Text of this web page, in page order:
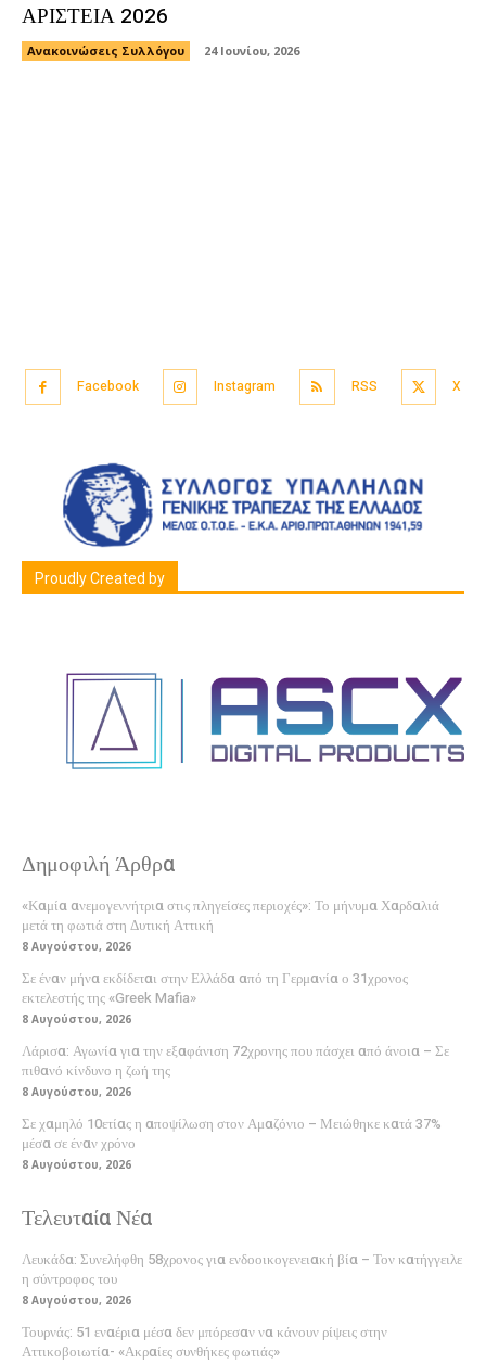
ΑΡΙΣΤΕΙΑ 2026
Ανακοινώσεις Συλλόγου 24 Ιουνίου, 2026
Facebook Instagram RSS X
Proudly Created by
Δημοφιλή Άρθρα
«Καμία ανεμογεννήτρια στις πληγείσες περιοχές»: Το μήνυμα Χαρδαλιά
μετά τη φωτιά στη Δυτική Αττική
8 Αυγούστου, 2026
Σε έναν μήνα εκδίδεται στην Ελλάδα από τη Γερμανία ο 31χρονος
εκτελεστής της «Greek Mafia»
8 Αυγούστου, 2026
Λάρισα: Αγωνία για την εξαφάνιση 72χρονης που πάσχει από άνοια – Σε
πιθανό κίνδυνο η ζωή της
8 Αυγούστου, 2026
Σε χαμηλό 10ετίας η αποψίλωση στον Αμαζόνιο – Μειώθηκε κατά 37%
μέσα σε έναν χρόνο
8 Αυγούστου, 2026
Τελευταία Νέα
Λευκάδα: Συνελήφθη 58χρονος για ενδοοικογενειακή βία – Τον κατήγγειλε
η σύντροφος του
8 Αυγούστου, 2026
Τουρνάς: 51 εναέρια μέσα δεν μπόρεσαν να κάνουν ρίψεις στην
Αττικοβοιωτία- «Ακραίες συνθήκες φωτιάς»